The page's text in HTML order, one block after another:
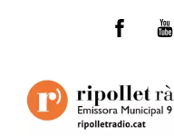
Facebook
You